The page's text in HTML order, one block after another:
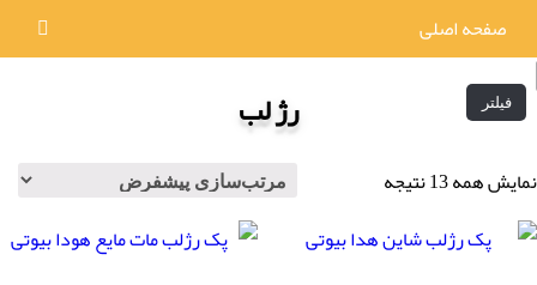
صفحه اصلی
فیلتر رژ لب
نمایش همه 13 نتیجه